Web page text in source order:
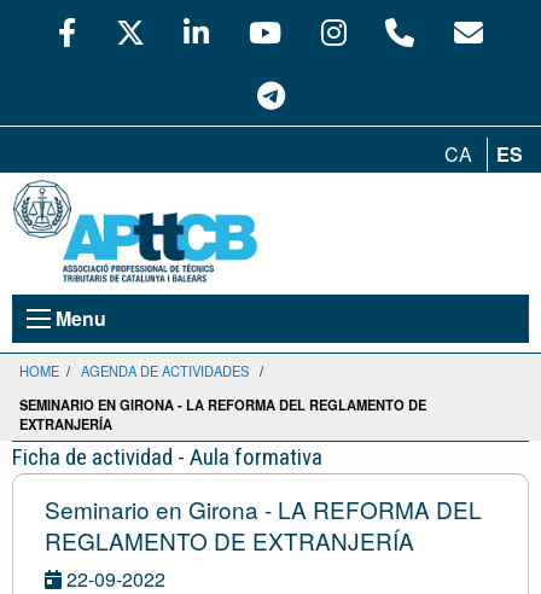
CA ES
Menu
HOME / AGENDA DE ACTIVIDADES /
SEMINARIO EN GIRONA - LA REFORMA DEL REGLAMENTO DE
EXTRANJERÍA
Ficha de actividad - Aula formativa
Seminario en Girona - LA REFORMA DEL
REGLAMENTO DE EXTRANJERÍA
22-09-2022